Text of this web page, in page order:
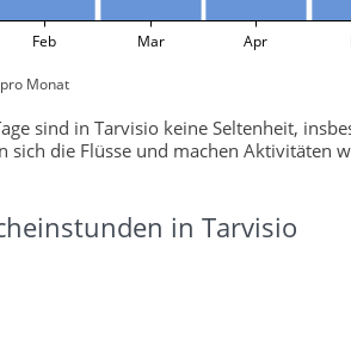
Feb Mar Apr
Monat
sind in Tarvisio keine Seltenheit,
sich die Flüsse und machen Aktivitäten
in Tarvisio